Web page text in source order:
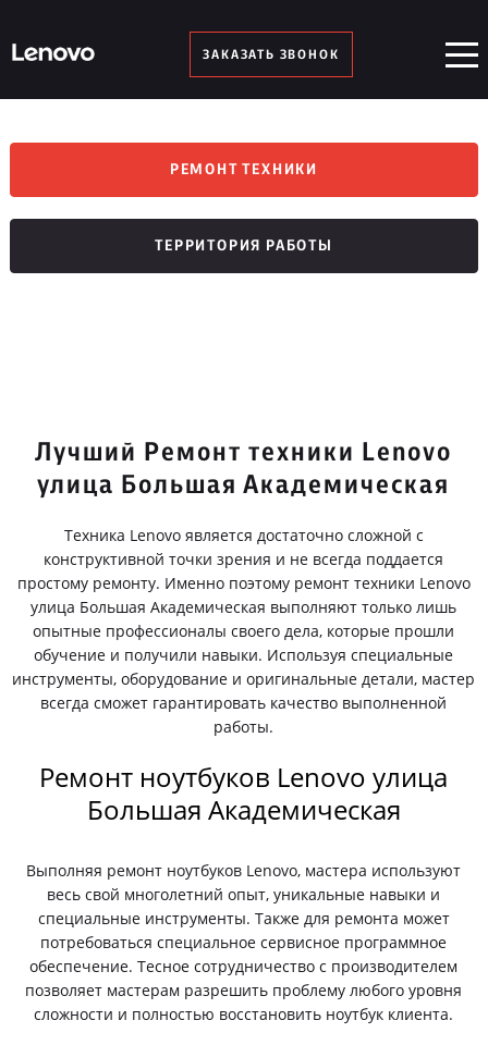
ЗАКАЗАТЬ ЗВОНОК
РЕМОНТ ТЕХНИКИ
ТЕРРИТОРИЯ РАБОТЫ
Лучший Ремонт техники Lenovo
улица Большая Академическая
Техника Lenovo является достаточно сложной с
конструктивной точки зрения и не всегда поддается
простому ремонту. Именно поэтому ремонт техники Lenovo
улица Большая Академическая выполняют только лишь
опытные профессионалы своего дела, которые прошли
обучение и получили навыки. Используя специальные
инструменты, оборудование и оригинальные детали, мастер
всегда сможет гарантировать качество выполненной
работы.
Ремонт ноутбуков Lenovo улица
Большая Академическая
Выполняя ремонт ноутбуков Lenovo, мастера используют
весь свой многолетний опыт, уникальные навыки и
специальные инструменты. Также для ремонта может
потребоваться специальное сервисное программное
обеспечение. Тесное сотрудничество с производителем
позволяет мастерам разрешить проблему любого уровня
сложности и полностью восстановить ноутбук клиента.